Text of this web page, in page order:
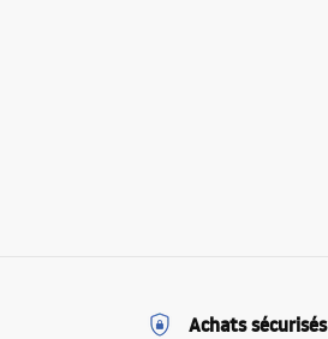
Achats sécurisés